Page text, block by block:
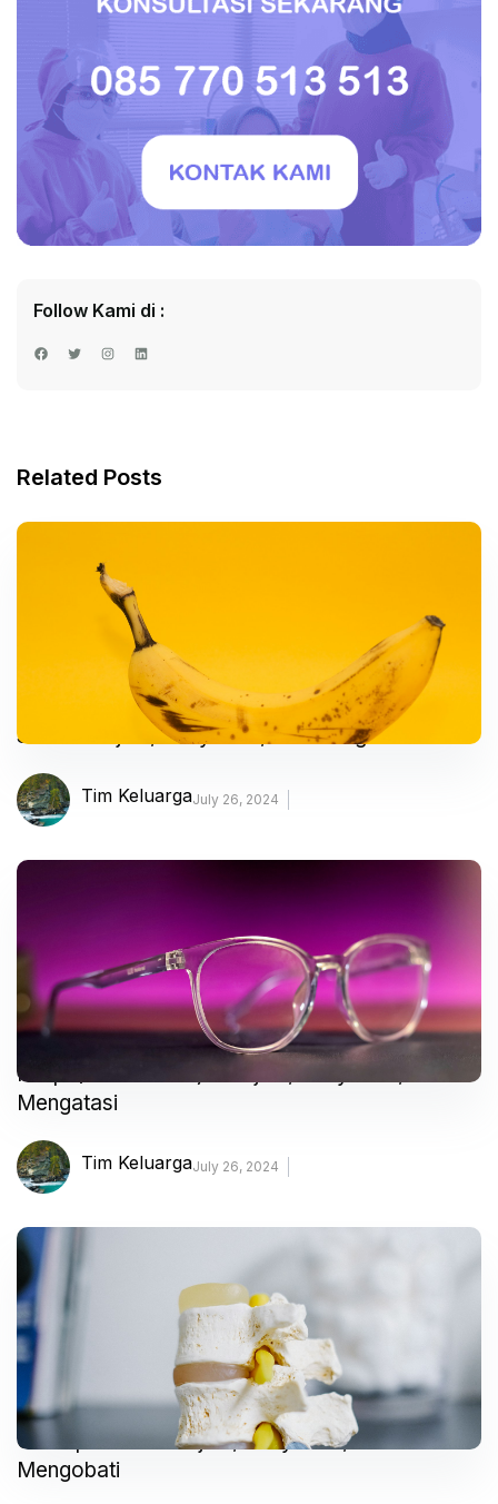
Follow Kami di :
Facebook
TwitterInstagram
Related Posts
Sifilis – Gejala, Penyebab, dan Mengobati
Tim KeluargaJuly 26, 2024
Miopi (Rabun Jauh) – Gejala, Penyebab, dan
Mengatasi
Tim KeluargaJuly 26, 2024
Osteoporosis – Gejala, Penyebab, dan
Mengobati